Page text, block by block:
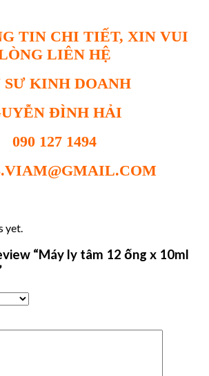
TIN CHI TIẾT, XIN VUI
LIÊN HỆ
SƯ KINH DOANH
ĐÌNH HẢI
090 127 1494
yet.
“Máy ly tâm 12 ống x 10ml